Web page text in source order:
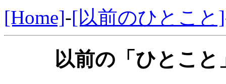
[Home]-[以前のひとこと]
以前の「ひとこ